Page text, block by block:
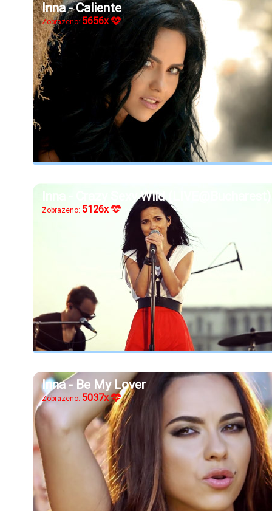
Inna - Caliente
Zobrazeno: 5656x
Inna - Crazy Sexy Wild (LIVE@Bucharest)
Zobrazeno: 5126x
Inna - Be My Lover
Zobrazeno: 5037x